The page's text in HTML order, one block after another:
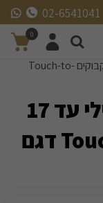
02-6541041
0
מקרר יין אינטגרלי עילי עד 17 בקבוקים Touch-to-
מקרר יין אינטגרלי עילי עד 17
בקבוקים Touch-to-Open דגם